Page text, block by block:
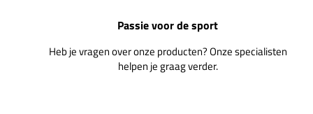
Passie voor de sport
Heb je vragen over onze producten? Onze specialisten
helpen je graag verder.